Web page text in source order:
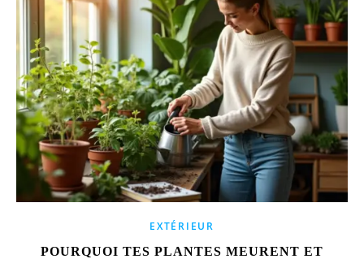
EXTÉRIEUR
POURQUOI TES PLANTES MEURENT ET